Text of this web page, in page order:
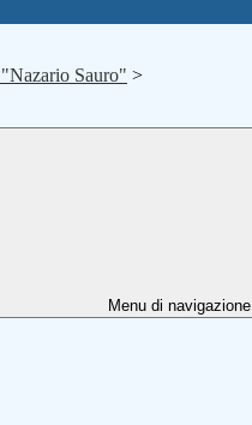
Sauro" >
Menu di navigazione